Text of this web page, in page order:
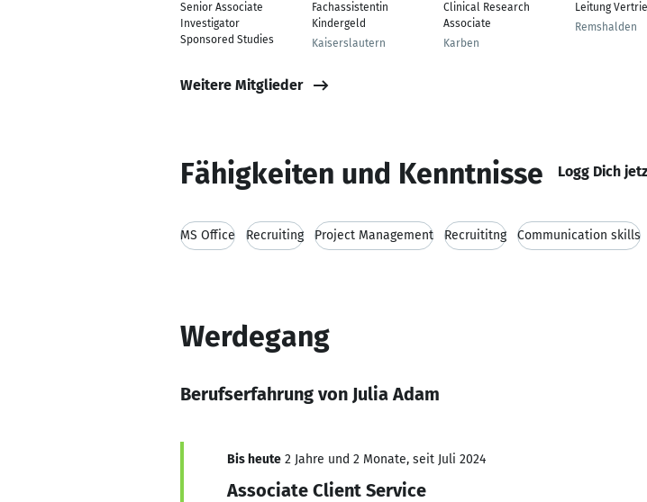
Senior Associate
Investigator
Sponsored Studies
Fachassistentin
Kindergeld
Kaiserslautern
Clinical Research
Associate
Karben
Leitung
Remshalden
Weitere Mitglieder
Fähigkeiten und Kenntnisse Logg Dich
MS Office Recruiting Project Management Recruititng Communication skills
Werdegang
Berufserfahrung von Julia Adam
Bis heute 2 Jahre und 2 Monate, seit Juli 2024
Associate Client Service